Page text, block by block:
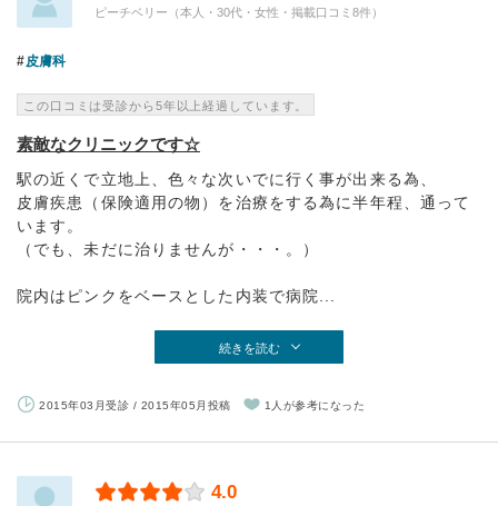
ピーチベリー（本人・30代・女性・掲載口コミ8件）
皮膚科
この口コミは受診から5年以上経過しています。
素敵なクリニックです☆
駅の近くで立地上、色々な次いでに行く事が出来る為、
皮膚疾患（保険適用の物）を治療をする為に半年程、通って
います。
（でも、未だに治りませんが・・・。）
院内はピンクをベースとした内装で病院...
続きを読む
2015年03月受診 / 2015年05月投稿 1人が参考になった
4.0